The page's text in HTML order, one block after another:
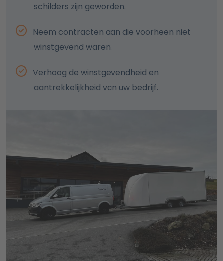
schilders zijn geworden.
Neem contracten aan die voorheen niet
winstgevend waren.
Verhoog de winstgevendheid en
aantrekkelijkheid van uw bedrijf.